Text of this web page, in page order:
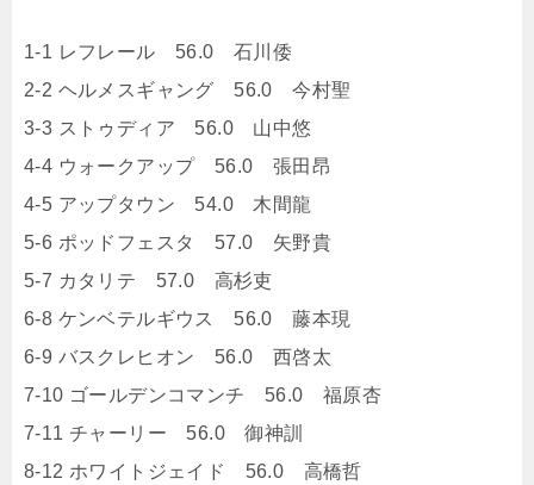
1-1 レフレール 56.0 石川倭
2-2 ヘルメスギャング 56.0 今村聖
3-3 ストゥディア 56.0 山中悠
4-4 ウォークアップ 56.0 張田昂
4-5 アップタウン 54.0 木間龍
5-6 ポッドフェスタ 57.0 矢野貴
5-7 カタリテ 57.0 高杉吏
6-8 ケンベテルギウス 56.0 藤本現
6-9 バスクレヒオン 56.0 西啓太
7-10 ゴールデンコマンチ 56.0 福原杏
7-11 チャーリー 56.0 御神訓
8-12 ホワイトジェイド 56.0 高橋哲